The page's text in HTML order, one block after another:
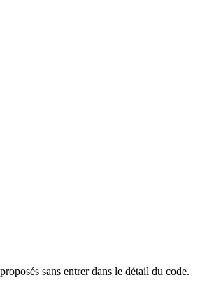
sans entrer dans le détail du code.